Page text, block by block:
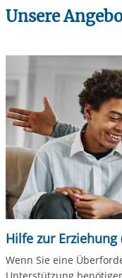
Unsere
Hilfe zur Erziehung
Wenn Sie eine
Unterstützung